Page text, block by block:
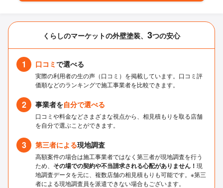
くらしのマーケットの外壁塗装、 3つの安心
1 口コミで選べる
実際の利用者の生の声（口コミ）を掲載しています。口コミ評
価順などのランキングで施工事業者を比較できます。
2 事業者を自分で選べる
口コミや料金などさまざまな視点から、相見積もりを取る店舗
を自分で選ぶことができます。
3 第三者による現地調査
高額案件の場合は施工事業者ではなく第三者が現地調査を行う
ため、 その場での契約や不当請求される心配がありません！ 現
地調査データを元に、複数店舗の相見積もりも可能です。※第三
者による現地調査員を派遣できない場合もございます。